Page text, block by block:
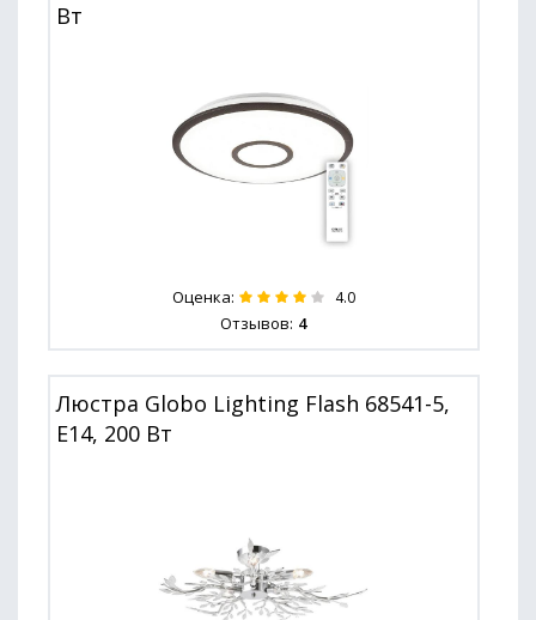
Вт
Оценка: 4.0
Отзывов: 4
Люстра Globo Lighting Flash 68541-5,
E14, 200 Вт